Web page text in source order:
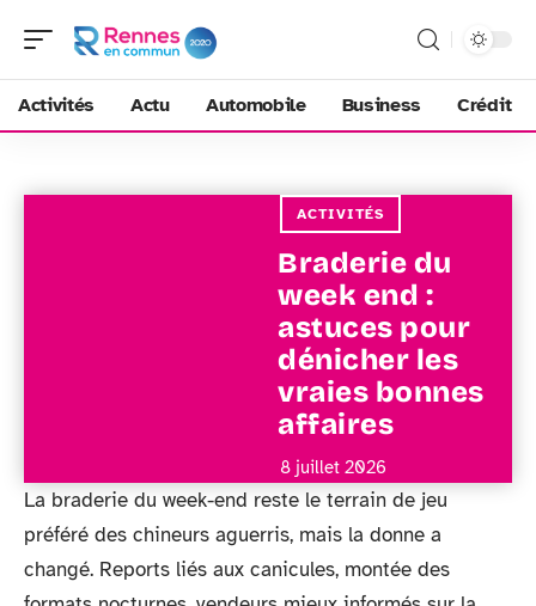
Activités Actu Automobile Business Crédit
ACTIVITÉS
Braderie du
week end :
astuces pour
dénicher les
vraies bonnes
affaires
8 juillet 2026
La braderie du week-end reste le terrain de jeu
préféré des chineurs aguerris, mais la donne a
changé. Reports liés aux canicules, montée des